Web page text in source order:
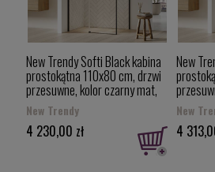
New Trendy Softi Black kabina
prostokątna 110x80 cm, drzwi
przesuwne, kolor czarny mat,
uniwersalne EXK-3970
New Trendy
4 230,00 zł
New
New
4